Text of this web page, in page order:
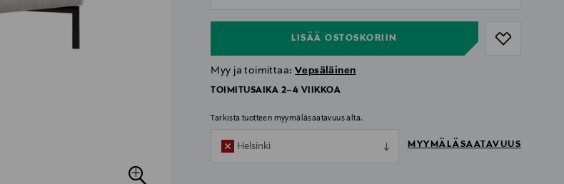
LISÄÄ OSTOSKORIIN
Myy ja toimittaa: Vepsäläinen
TOIMITUSAIKA 2–4 VIIKKOA
Tarkista tuotteen myymäläsaatavuus alta.
Helsinki MYYMÄLÄSAATAVUUS